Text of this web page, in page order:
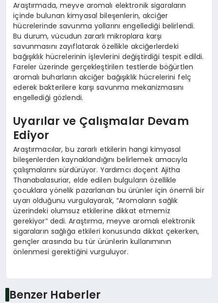
Araştırmada, meyve aromalı elektronik sigaraların
içinde bulunan kimyasal bileşenlerin, akciğer
hücrelerinde savunma yollarını engellediği belirlendi.
Bu durum, vücudun zararlı mikroplara karşı
savunmasını zayıflatarak özellikle akciğerlerdeki
bağışıklık hücrelerinin işlevlerini değiştirdiği tespit edildi.
Fareler üzerinde gerçekleştirilen testlerde böğürtlen
aromalı buharların akciğer bağışıklık hücrelerini felç
ederek bakterilere karşı savunma mekanizmasını
engellediği gözlendi.
Uyarılar ve Çalışmalar Devam
Ediyor
Araştırmacılar, bu zararlı etkilerin hangi kimyasal
bileşenlerden kaynaklandığını belirlemek amacıyla
çalışmalarını sürdürüyor. Yardımcı doçent Ajitha
Thanabalasuriar, elde edilen bulguların özellikle
çocuklara yönelik pazarlanan bu ürünler için önemli bir
uyarı olduğunu vurgulayarak, “Aromaların sağlık
üzerindeki olumsuz etkilerine dikkat etmemiz
gerekiyor” dedi. Araştırma, meyve aromalı elektronik
sigaraların sağlığa etkileri konusunda dikkat çekerken,
gençler arasında bu tür ürünlerin kullanımının
önlenmesi gerektiğini vurguluyor.
Benzer Haberler